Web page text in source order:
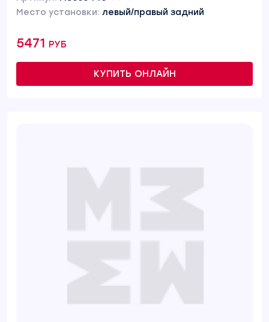
Место установки: левый/правый задний
5471 руб
КУПИТЬ ОНЛАЙН